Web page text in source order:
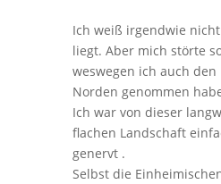
Ich weiß irgendwie
liegt. Aber mich störte
weswegen ich auch den
Norden genommen
Ich war von dieser
flachen Landschaft
genervt .
Selbst die